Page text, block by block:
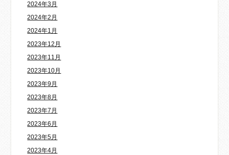
2024年3月
2024年2月
2024年1月
2023年12月
2023年11月
2023年10月
2023年9月
2023年8月
2023年7月
2023年6月
2023年5月
2023年4月